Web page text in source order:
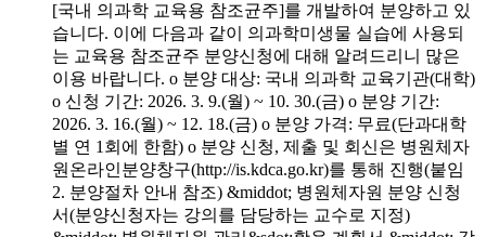
[국내 의과학 교육용 참조균주]를 개발하여 분양하고 있
습니다. 이에 다음과 같이 의과학미생물 실습에 사용되
는 교육용 참조균주 분양신청에 대해 알려드리니 많은
이용 바랍니다. o 분양 대상: 국내 의과학 교육기관(대학)
o 신청 기간: 2026. 3. 9.(월) ~ 10. 30.(금) o 분양 기간:
2026. 3. 16.(월) ~ 12. 18.(금) o 분양 가격: 무료(단과대학
별 연 1회에 한함) o 분양 신청, 제출 및 회신은 병원체자
원온라인분양창구(http://is.kdca.go.kr)를 통해 진행(붙임
2. 분양절차 안내 참조) &middot; 병원체자원 분양 신청
서(분양신청자는 강의를 담당하는 교수로 지정)